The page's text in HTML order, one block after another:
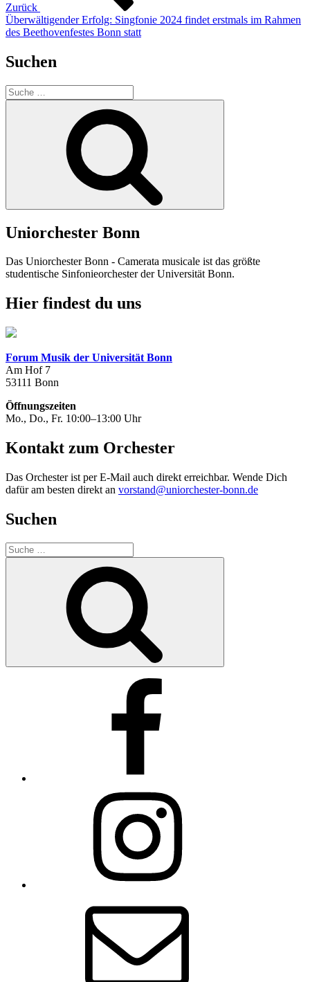
Zurück
Überwältigender Erfolg: Singfonie 2024 findet erstmals im Rahmen
des Beethovenfestes Bonn statt
Suchen
Suche
nach:
Uniorchester Bonn
Das Uniorchester Bonn - Camerata musicale ist das größte
studentische Sinfonieorchester der Universität Bonn.
Hier findest du uns
Forum Musik der Universität Bonn
Am Hof 7
53111 Bonn
Öffnungszeiten
Mo., Do., Fr. 10:00–13:00 Uhr
Kontakt zum Orchester
Das Orchester ist per E-Mail auch direkt erreichbar. Wende Dich
dafür am besten direkt an vorstand@uniorchester-bonn.de
Suchen
Suche
nach: